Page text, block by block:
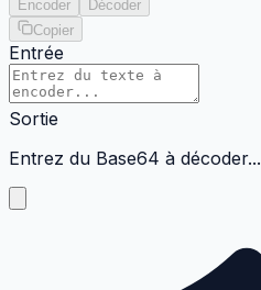
Encoder
Décoder
Copier
Entrée
Sortie
Entrez du Base64 à décoder...